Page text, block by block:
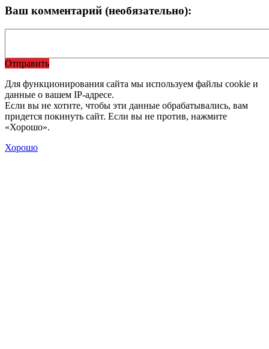
Ваш комментарий (необязательно):
Отправить
Для функционирования сайта мы используем файлы cookie и
данные о вашем IP-адресе.
Если вы не хотите, чтобы эти данные обрабатывались, вам
придется покинуть сайт. Если вы не против, нажмите
«Хорошо».
Хорошо